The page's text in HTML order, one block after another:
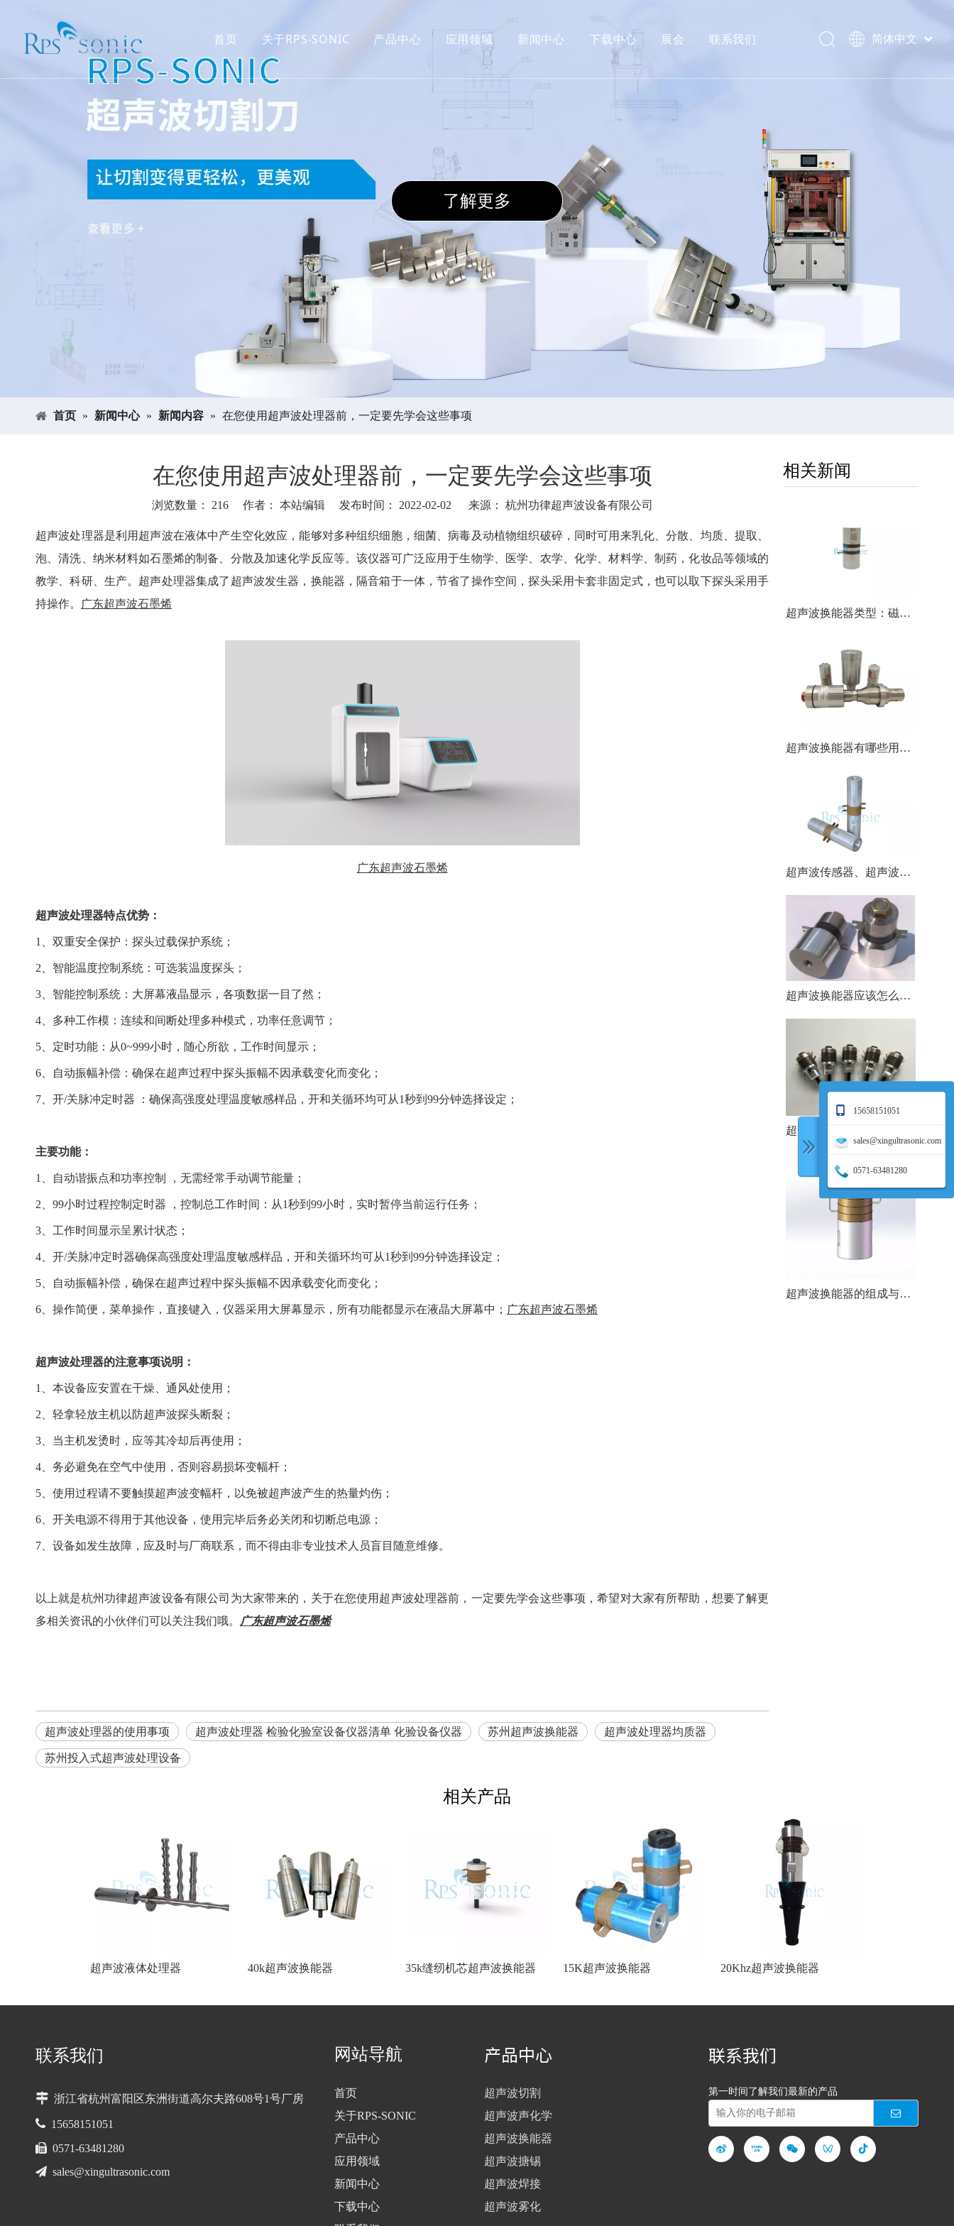
首页 关于RPS-SONIC 产品中心
超声波声化学 超声波搪锡
超声波液体处理器
应用领域
水处理
新闻中心 下载中心 展会 联系我们
简体中文
Español
了解更多
首页 » 新闻中心 » 新闻内容 » 在您使用超声波处理器前，一定要先学会这些事项
在您使用超声波处理器前，一定要先学会这些事项
浏览数量： 216作者： 本站编辑 发布时间： 2022-02-02 来源： 杭州功律超声波设备有限公司
超声波处理器是利用超声波在液体中产生空化效应，能够对多种组织细胞，细菌、病毒及动植物组织破碎，同时可用来乳化、分散、均质、提取、
泡、清洗、纳米材料如石墨烯的制备、分散及加速化学反应等。该仪器可广泛应用于生物学、医学、农学、化学、材料学、制药，化妆品等领域的
教学、科研、生产。超声处理器集成了超声波发生器，换能器，隔音箱于一体，节省了操作空间，探头采用卡套非固定式，也可以取下探头采用手
持操作。
广东超声波石墨烯
广东超声波石墨烯
超声波处理器特点优势：
1、双重安全保护：探头过载保护系统；
2、智能温度控制系统：可选装温度探头；
3、智能控制系统：大屏幕液晶显示，各项数据一目了然；
4、多种工作模：连续和间断处理多种模式，功率任意调节；
5、定时功能：从0~999小时，随心所欲，工作时间显示；
6、自动振幅补偿：确保在超声过程中探头振幅不因承载变化而变化；
7、开/关脉冲定时器 ：确保高强度处理温度敏感样品，开和关循环均可从1秒到99分钟选择设定；
主要功能：
1、自动谐振点和功率控制 ，无需经常手动调节能量；
2、99小时过程控制定时器 ，控制总工作时间：从1秒到99小时，实时暂停当前运行任务；
3、工作时间显示呈累计状态；
4、开/关脉冲定时器确保高强度处理温度敏感样品，开和关循环均可从1秒到99分钟选择设定；
5、自动振幅补偿，确保在超声过程中探头振幅不因承载变化而变化；
6、操作简便，菜单操作，直接键入，仪器采用大屏幕显示，所有功能都显示在液晶大屏幕中； 广东超声波石墨烯
超声波处理器的注意事项说明：
1、本设备应安置在干燥、通风处使用；
2、轻拿轻放主机以防超声波探头断裂；
3、当主机发烫时，应等其冷却后再使用；
4、务必避免在空气中使用，否则容易损坏变幅杆；
5、使用过程请不要触摸超声波变幅杆，以免被超声波产生的热量灼伤；
6、开关电源不得用于其他设备，使用完毕后务必关闭和切断总电源；
7、设备如发生故障，应及时与厂商联系，而不得由非专业技术人员盲目随意维修。
以上就是杭州功律超声波设备有限公司为大家带来的，关于在您使用超声波处理器前，一定要先学会这些事项，希望对大家有所帮助，想要了解更
多相关资讯的小伙伴们可以关注我们哦。
广东超声波石墨烯
超声波处理器的使用事项 超声波处理器 检验化验室设备仪器清单 化验设备仪器 苏州超声波换能器 超声波处理器均质器
苏州投入式超声波处理设备
相关新闻
超声波换能器类型：磁致伸缩与压电换能器的比较
超声波换能器有哪些用途呢？
超声波传感器、超声波探头和超声波换能器，傻傻分不清楚
超声波换能器应该怎么去保养呢?
超声波换能器的组成与类型
相关产品
超声波液体处理器 40k超声波换能器 35k缝纫机芯超声波换能器 15K超声波换能器 20Khz超声波换能器
联系我们
 浙江省杭州富阳区东洲街道高尔夫路608号1号厂房
 15658151051
 0571-63481280
 sales@xingultrasonic.com
网站导航
首页
关于RPS-SONIC
产品中心
应用领域
新闻中心
下载中心
产品中心
超声波切割
超声波声化学
超声波换能器
超声波搪锡
超声波焊接
超声波雾化
联系我们
第一时间了解我们最新的产品
15658151051
sales@xingultrasonic.com
0571-63481280